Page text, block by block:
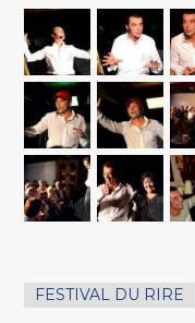
FESTIVAL DU RIRE